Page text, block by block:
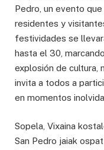
Pedro, un evento
residentes y
festividades se
hasta el 30,
explosión de cultura,
invita a todos a
en momentos
Sopela, Vixaina
San Pedro jaiak